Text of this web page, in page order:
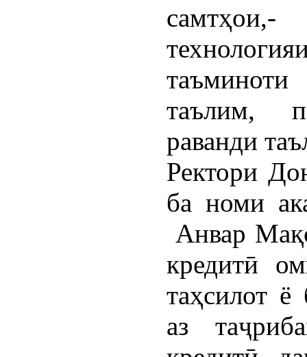
таълим,
раванди
Ректори
ба номи
Анвар
кредитӣ
таҳсилот ё
аз